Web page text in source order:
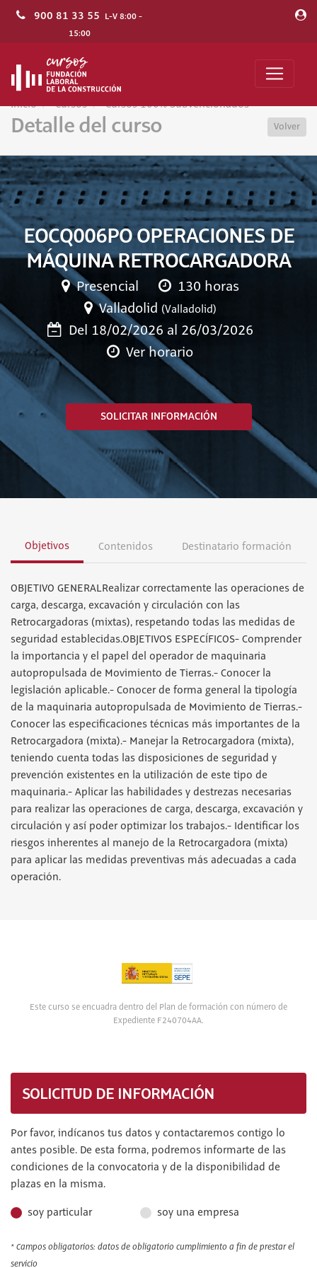
900 81 33 55 L-V 8:00 -
15:00
Inicio Cursos Cursos 100% Subvencionados
Detalle del curso Volver
EOCQ006PO OPERACIONES DE
MÁQUINA RETROCARGADORA
Presencial
130 horas
Valladolid (Valladolid)
Del 18/02/2026 al 26/03/2026
Ver horario
SOLICITAR INFORMACIÓN
Objetivos Contenidos Destinatario formación
OBJETIVO GENERALRealizar correctamente las operaciones de
carga, descarga, excavación y circulación con las
Retrocargadoras (mixtas), respetando todas las medidas de
seguridad establecidas.OBJETIVOS ESPECÍFICOS- Comprender
la importancia y el papel del operador de maquinaria
autopropulsada de Movimiento de Tierras.- Conocer la
legislación aplicable.- Conocer de forma general la tipología
de la maquinaria autopropulsada de Movimiento de Tierras.-
Conocer las especificaciones técnicas más importantes de la
Retrocargadora (mixta).- Manejar la Retrocargadora (mixta),
teniendo cuenta todas las disposiciones de seguridad y
prevención existentes en la utilización de este tipo de
maquinaria.- Aplicar las habilidades y destrezas necesarias
para realizar las operaciones de carga, descarga, excavación y
circulación y así poder optimizar los trabajos.- Identificar los
riesgos inherentes al manejo de la Retrocargadora (mixta)
para aplicar las medidas preventivas más adecuadas a cada
operación.
Este curso se encuadra dentro del Plan de formación con número de
Expediente F240704AA.
SOLICITUD DE INFORMACIÓN
Por favor, indícanos tus datos y contactaremos contigo lo
antes posible. De esta forma, podremos informarte de las
condiciones de la convocatoria y de la disponibilidad de
plazas en la misma.
soy particular soy una empresa
* Campos obligatorios: datos de obligatorio cumplimiento a fin de prestar el
servicio